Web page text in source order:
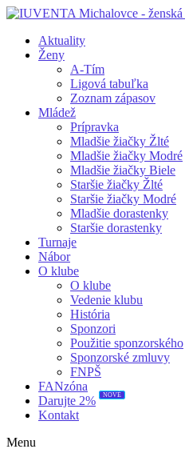
Aktuality
Ženy
A-Tím
Ligová tabuľka
Zoznam zápasov
Mládež
Prípravka
Mladšie žiačky Žlté
Mladšie žiačky Modré
Mladšie žiačky Biele
Staršie žiačky Žlté
Staršie žiačky Modré
Mladšie dorastenky
Staršie dorastenky
Turnaje
Nábor
O klube
O klube
Vedenie klubu
História
Sponzori
Použitie sponzorského
Sponzorské zmluvy
FNPŠ
FANzóna
Darujte 2%
NOVÉ
Kontakt
Menu